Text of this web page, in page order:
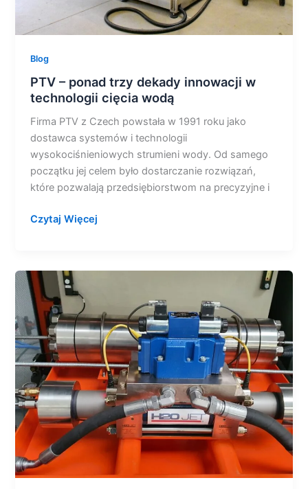
Blog
PTV – ponad trzy dekady innowacji w
technologii cięcia wodą
Firma PTV z Czech powstała w 1991 roku jako
dostawca systemów i technologii
wysokociśnieniowych strumieni wody. Od samego
początku jej celem było dostarczanie rozwiązań,
które pozwalają przedsiębiorstwom na precyzyjne i
Czytaj Więcej
Pompy
na
piątkę.
5
najważniejszych
zalet
pomp
wzmacniaczowych
PTV